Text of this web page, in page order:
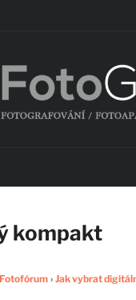
kompakt
Fotofórum › Jak vybrat